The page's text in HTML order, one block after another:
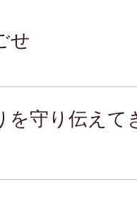
せ
を守り伝えて